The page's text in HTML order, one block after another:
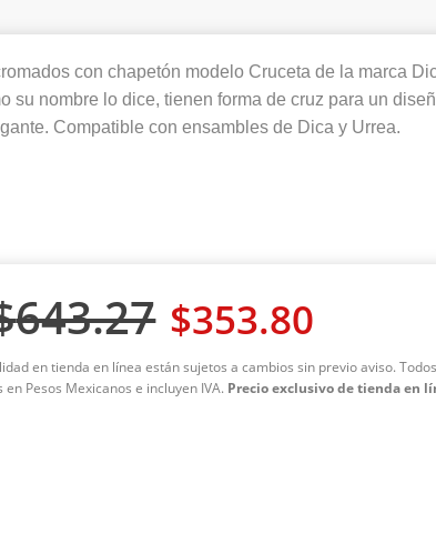
con chapetón modelo Cruceta de la marca
su nombre lo dice, tienen forma de cruz para un
Compatible con ensambles de Dica y Urrea.
643.27 $353.80
en tienda en línea están sujetos a cambios sin previo aviso.
Pesos Mexicanos e incluyen IVA. Precio exclusivo de tienda en